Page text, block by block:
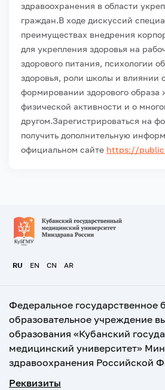
здравоохранения в области
граждан.В ходе дискуссий
преимуществах внедрения
для укрепления здоровья на
здорового питания, психологии
здоровья, роли школы и влиянии
формировании здорового образа
физической активности и о
другом.Зарегистрироваться на
получить дополнительную
официальном сайте https://
RU EN CN AR
Федеральное государственное
образовательное учреждение
образования «Кубанский
медицинский университет»
здравоохранения Российской
Реквизиты